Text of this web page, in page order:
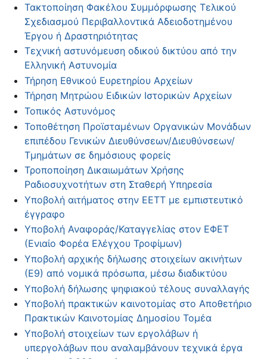
Τακτοποίηση Φακέλου Συμμόρφωσης Τελικού
Σχεδιασμού Περιβαλλοντικά Αδειοδοτημένου
Έργου ή Δραστηριότητας
Τεχνική αστυνόμευση οδικού δικτύου από την
Ελληνική Αστυνομία
Τήρηση Εθνικού Ευρετηρίου Αρχείων
Τήρηση Μητρώου Ειδικών Ιστορικών Αρχείων
Τοπικός Αστυνόμος
Τοποθέτηση Προϊσταμένων Οργανικών Μονάδων
επιπέδου Γενικών Διευθύνσεων/Διευθύνσεων/
Τμημάτων σε δημόσιους φορείς
Τροποποίηση Δικαιωμάτων Χρήσης
Ραδιοσυχνοτήτων στη Σταθερή Υπηρεσία
Υποβολή αιτήματος στην ΕΕΤΤ με εμπιστευτικό
έγγραφο
Υποβολή Αναφοράς/Καταγγελίας στον ΕΦΕΤ
(Ενιαίο Φορέα Ελέγχου Τροφίμων)
Υποβολή αρχικής δήλωσης στοιχείων ακινήτων
(Ε9) από νομικά πρόσωπα, μέσω διαδικτύου
Υποβολή δήλωσης ψηφιακού τέλους συναλλαγής
Υποβολή πρακτικών καινοτομίας στο Αποθετήριο
Πρακτικών Καινοτομίας Δημοσίου Τομέα
Υποβολή στοιχείων των εργολάβων ή
υπεργολάβων που αναλαμβάνουν τεχνικά έργα